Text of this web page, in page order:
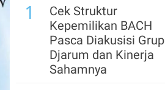
Perdagangan Kamis
(6/8)
IHSG Berpeluang
Menguat pada Kamis
(6/8), Ini Kata Analis
1
Cek Struktur
Kepemilikan BACH
Pasca Diakusisi Grup
Djarum dan Kinerja
Sahamnya